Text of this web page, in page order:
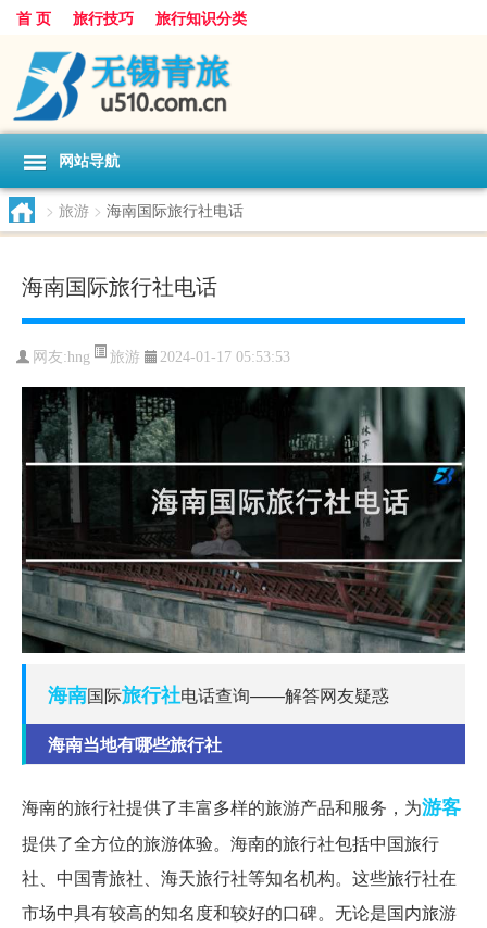
首 页 旅行技巧 旅行知识分类
网站导航
> 旅游 > 海南国际旅行社电话
海南国际旅行社电话
网友:hng 旅游 2024-01-17 05:53:53
海南国际旅行社电话查询——解答网友疑惑
海南当地有哪些旅行社
海南的旅行社提供了丰富多样的旅游产品和服务，为游客
提供了全方位的旅游体验。海南的旅行社包括中国旅行
社、中国青旅社、海天旅行社等知名机构。这些旅行社在
市场中具有较高的知名度和较好的口碑。无论是国内旅游